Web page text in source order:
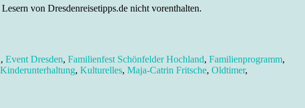
von Dresdenreisetipps.de nicht vorenthalten.
, Event Dresden, Familienfest Schönfelder Hochland, Familienprogramm,
Kinderunterhaltung, Kulturelles, Maja-Catrin Fritsche, Oldtimer,